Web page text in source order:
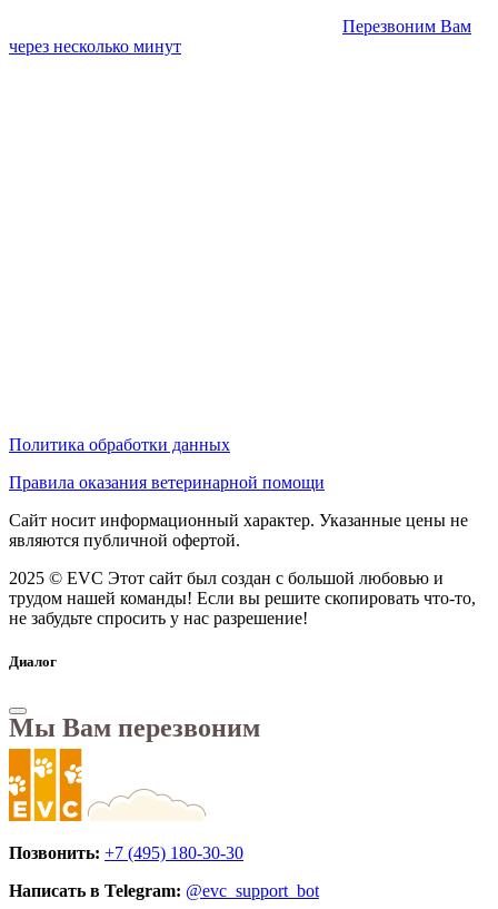
Перезвоним Вам
через несколько минут
Политика обработки данных
Правила оказания ветеринарной помощи
Сайт носит информационный характер. Указанные цены не
являются публичной офертой.
2025 © EVC Этот сайт был создан с большой любовью и
трудом нашей команды! Если вы решите скопировать что-то,
не забудьте спросить у нас разрешение!
Диалог
Мы Вам перезвоним
Позвонить: +7 (495) 180-30-30
Написать в Telegram: @evc_support_bot